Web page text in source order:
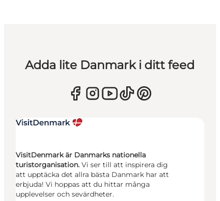
Adda lite Danmark i ditt feed
VisitDenmark är Danmarks nationella
turistorganisation. Vi ser till att inspirera dig
att upptäcka det allra bästa Danmark har att
erbjuda! Vi hoppas att du hittar många
upplevelser och sevärdheter.